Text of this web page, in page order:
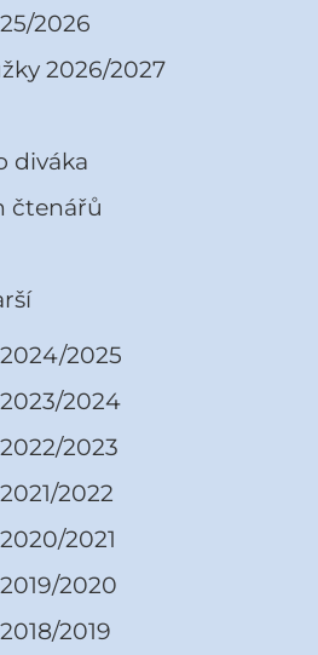
2026
2026/2027
diváka
čtenářů
2025
2024
2023
2022
2021
2020
2019